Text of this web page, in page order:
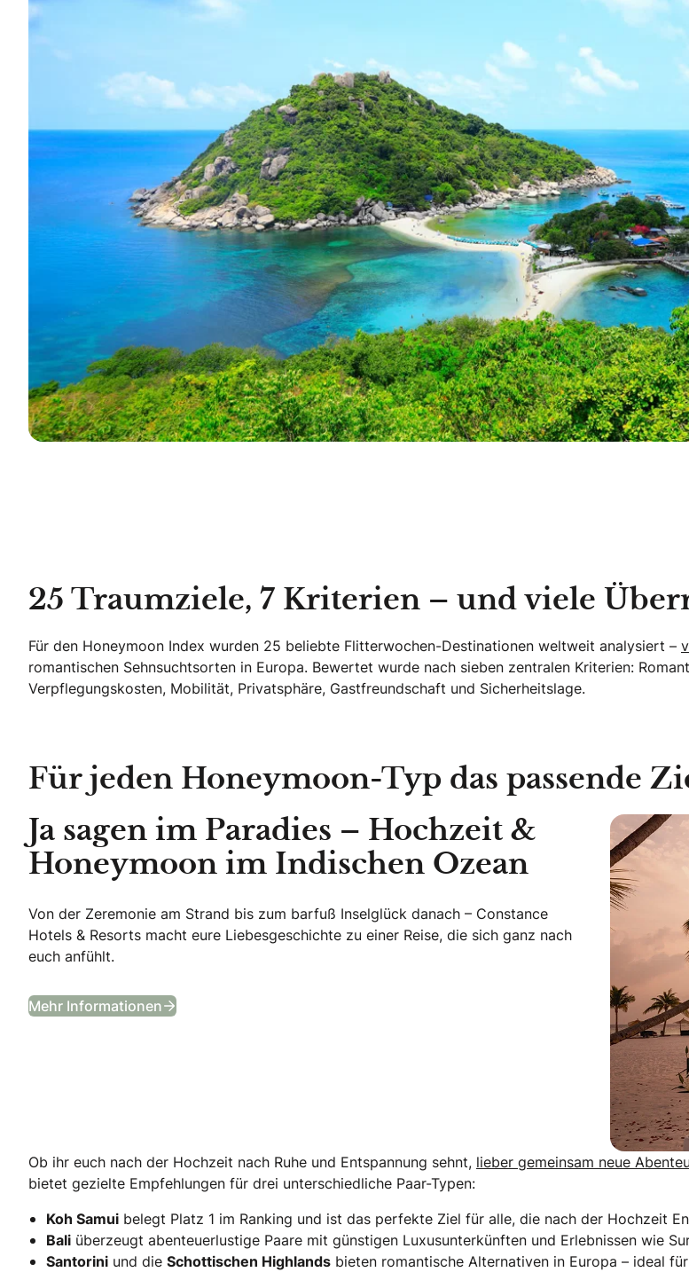
25 Traumziele, 7 Kriterien – und viele
Für den Honeymoon Index wurden 25 beliebte Flitterwochen-Destinationen weltweit analysiert –
romantischen Sehnsuchtsorten in Europa. Bewertet wurde nach sieben zentralen Kriterien:
Verpflegungskosten, Mobilität, Privatsphäre, Gastfreundschaft und Sicherheitslage.
Für jeden Honeymoon-Typ das passende
Ja sagen im Paradies – Hochzeit &
Honeymoon im Indischen Ozean
Von der Zeremonie am Strand bis zum barfuß Inselglück danach – Constance
Hotels & Resorts macht eure Liebesgeschichte zu einer Reise, die sich ganz nach
euch anfühlt.
Mehr Informationen
Ja sagen im Paradies – Hochzeit & Honeymoon im Indischen Ozean
Ob ihr euch nach der Hochzeit nach Ruhe und Entspannung sehnt, lieber gemeinsam neue
bietet gezielte Empfehlungen für drei unterschiedliche Paar-Typen:
Koh Samui belegt Platz 1 im Ranking und ist das perfekte Ziel für alle, die nach der Hochzeit
Bali überzeugt abenteuerlustige Paare mit günstigen Luxusunterkünften und Erlebnissen wie
Santorini und die Schottischen Highlands bieten romantische Alternativen in Europa – ideal